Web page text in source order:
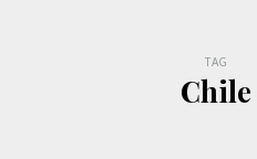
TAG
Chile